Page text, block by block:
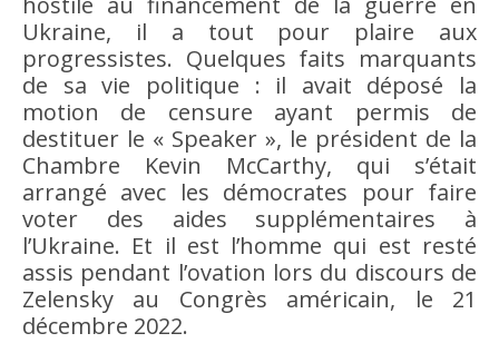
Ukraine, il a tout pour plaire aux
progressistes. Quelques faits marquants
de sa vie politique : il avait déposé la
motion de censure ayant permis de
destituer le « Speaker », le président de la
Chambre Kevin McCarthy, qui s’était
arrangé avec les démocrates pour faire
voter des aides supplémentaires à
l’Ukraine. Et il est l’homme qui est resté
assis pendant l’ovation lors du discours de
Zelensky au Congrès américain, le 21
décembre 2022.